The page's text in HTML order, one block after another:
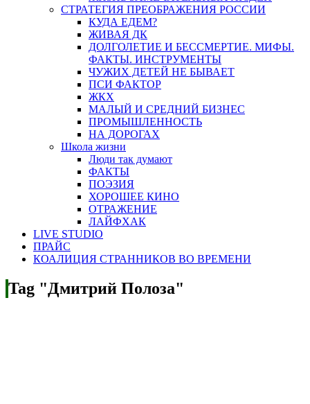
СТРАТЕГИЯ ПРЕОБРАЖЕНИЯ РОССИИ
КУДА ЕДЕМ?
ЖИВАЯ ДК
ДОЛГОЛЕТИЕ И БЕССМЕРТИЕ. МИФЫ.
ФАКТЫ. ИНСТРУМЕНТЫ
ЧУЖИХ ДЕТЕЙ НЕ БЫВАЕТ
ПСИ ФАКТОР
ЖКХ
МАЛЫЙ И СРЕДНИЙ БИЗНЕС
ПРОМЫШЛЕННОСТЬ
НА ДОРОГАХ
Школа жизни
Люди так думают
ФАКТЫ
ПОЭЗИЯ
ХОРОШЕЕ КИНО
ОТРАЖЕНИЕ
ЛАЙФХАК
LIVE STUDIO
ПРАЙС
КОАЛИЦИЯ СТРАННИКОВ ВО ВРЕМЕНИ
Tag "Дмитрий Полоза"